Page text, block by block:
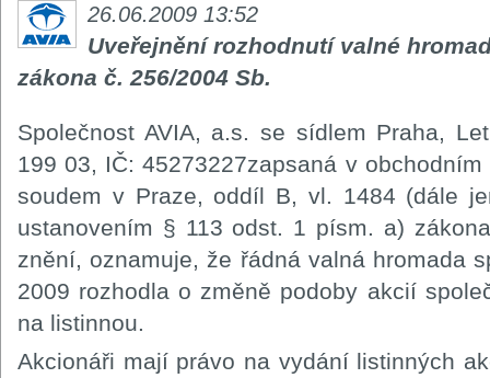
26.06.2009 13:52
Uveřejnění rozhodnutí valné
zákona č. 256/2004 Sb.
Společnost AVIA, a.s. se sídlem Praha,
199 03, IČ: 45273227zapsaná v
soudem v Praze, oddíl B, vl. 1484 (dále
ustanovením § 113 odst. 1 písm. a)
znění, oznamuje, že řádná valná hromada
2009 rozhodla o změně podoby akcií
na listinnou.
Akcionáři mají právo na vydání listinných